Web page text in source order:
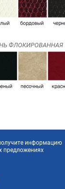
ФЛОКИРОВАННАЯ
информацию
предложениях